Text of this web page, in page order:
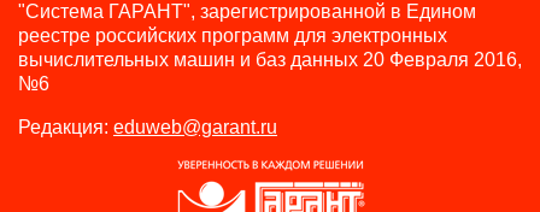
"Система ГАРАНТ", зарегистрированной в Едином
реестре российских программ для электронных
вычислительных машин и баз данных 20 Февраля 2016,
№6
Редакция: eduweb@garant.ru